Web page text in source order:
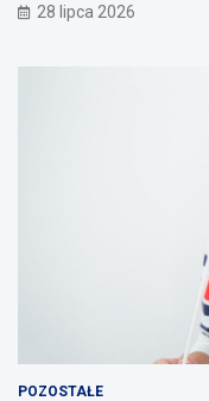
28 lipca 2026
POZOSTAŁE